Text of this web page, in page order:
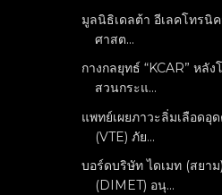
มูลนิธิเดลต้า อีเลคโทร
ศาสต...
กางกลยุทธ์ “KCAR” หลั
สวนกระแ...
แพทย์เผยภาวะลิ่มเลือดอุ
(VTE) ภัย...
บอร์ดบริษัท ไดเมท (สยา
(DIMET) อนุ...